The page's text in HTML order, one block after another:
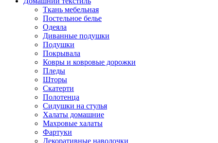
Ткань мебельная
Постельное белье
Одеяла
Диванные подушки
Подушки
Покрывала
Ковры и ковровые дорожки
Пледы
Шторы
Скатерти
Полотенца
Сидушки на стулья
Халаты домашние
Махровые халаты
Фартуки
Декоративные наволочки